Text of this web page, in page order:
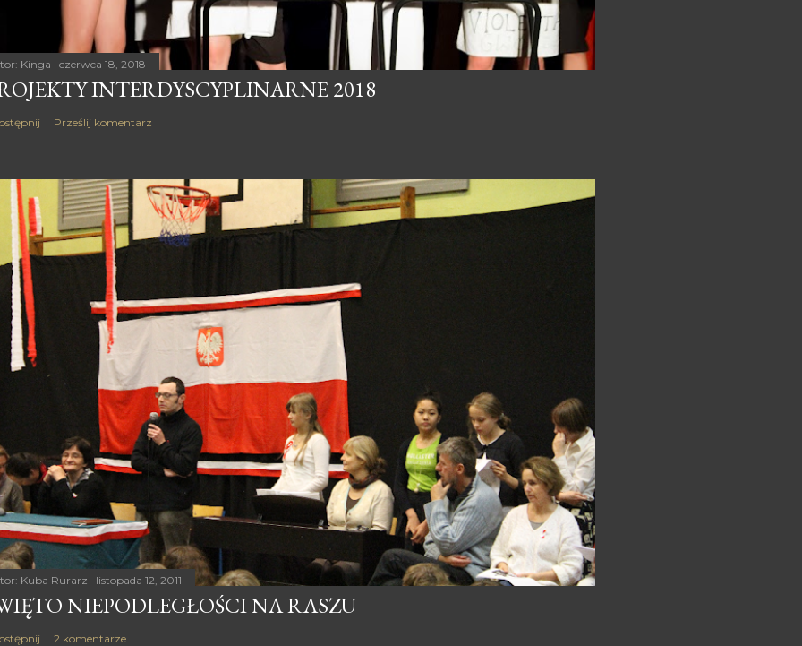
Kinga czerwca 18, 2018
INTERDYSCYPLINARNE 2018
Prześlij komentarz
Kuba Rurarz listopada 12, 2011
NIEPODLEGŁOŚCI NA RASZU
2 komentarze